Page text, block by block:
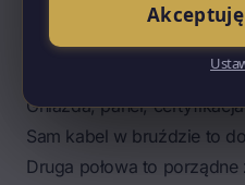
harmonogramu. Tu nie ma
– jeśli LAN nie jest
wchodzą bez niego, a sieć
Gniazda, panel, certyfikacja
Sam kabel w bruździe to
Druga połowa to